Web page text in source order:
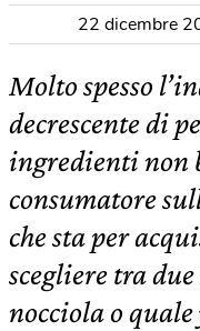
22 dicembre
Molto spesso
decrescente di
ingredienti non
consumatore
che sta per
scegliere tra
nocciola o